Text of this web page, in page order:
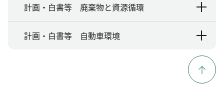
計画・白書等 廃棄物と資源循環
計画・白書等 自動車環境